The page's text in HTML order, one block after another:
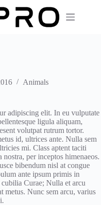
Animals
adipiscing elit. In eu vulputate
ligula aliquam,
volutpat rutrum tortor.
id, ultrices ante. Nulla sem
mi. Class aptent taciti
per inceptos himenaeos.
bibendum nisl at congue
ante ipsum primis in
Curae; Nulla et arcu
metus. Nunc sem arcu, varius